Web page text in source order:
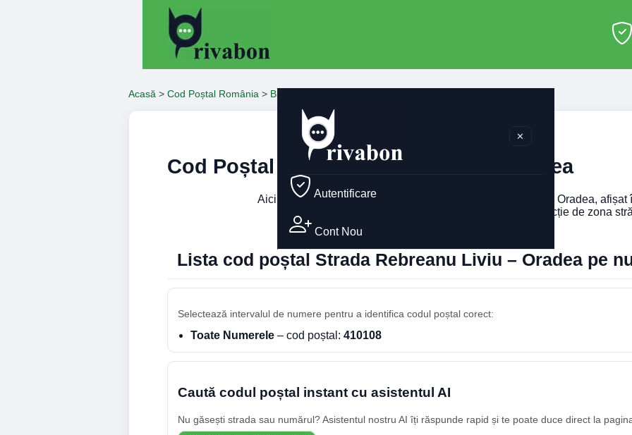
✕
Autentificare
Cont Nou
Acasă > Cod Poștal România > Bihor
Cod Poștal Strada Rebreanu Liviu Oradea
Aici găsești codul poștal pentru
din Oradea, afișat
numărul imobilului. Codul poștal poate diferi în funcție de zona
Lista cod poștal Strada Rebreanu Liviu – Oradea pe
Selectează intervalul de numere pentru a identifica codul poștal corect:
Toate Numerele – cod poștal: 410108
Caută codul poștal instant cu asistentul AI
Nu găsești strada sau numărul? Asistentul nostru AI îți răspunde rapid și te poate duce direct la